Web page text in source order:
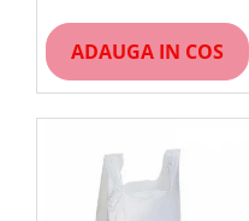
ADAUGA IN COS